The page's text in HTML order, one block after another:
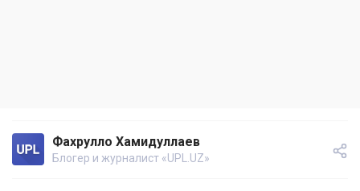
Фахрулло Хамидуллаев
Блогер и журналист «UPL.UZ»